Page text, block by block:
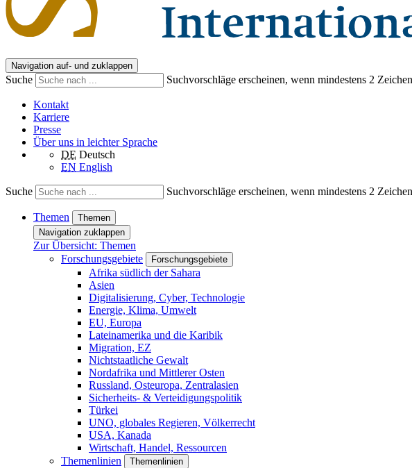
Navigation auf- und zuklappen
Suche Suchvorschläge erscheinen, wenn mindestens 2
Kontakt
Karriere
Presse
Über uns in leichter Sprache
DE Deutsch
EN English
Suche Suchvorschläge erscheinen, wenn mindestens 2
Themen
Themen
Navigation zuklappen
Zur Übersicht: Themen
Forschungsgebiete
Forschungsgebiete
Afrika südlich der Sahara
Asien
Digitalisierung, Cyber, Technologie
Energie, Klima, Umwelt
EU, Europa
Lateinamerika und die Karibik
Migration, EZ
Nichtstaatliche Gewalt
Nordafrika und Mittlerer Osten
Russland, Osteuropa, Zentralasien
Sicherheits- & Verteidigungspolitik
Türkei
UNO, globales Regieren, Völkerrecht
USA, Kanada
Wirtschaft, Handel, Ressourcen
Themenlinien
Themenlinien